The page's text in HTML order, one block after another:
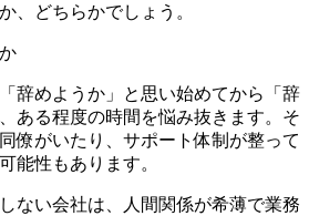
、どちらかでしょう。
辞めようか」と思い始めてから「辞
ある程度の時間を悩み抜きます。そ
僚がいたり、サポート体制が整って
能性もあります。
ない会社は、人間関係が希薄で業務